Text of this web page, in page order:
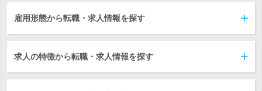
雇用形態から転職・求人情報を探す
求人の特徴から転職・求人情報を探す